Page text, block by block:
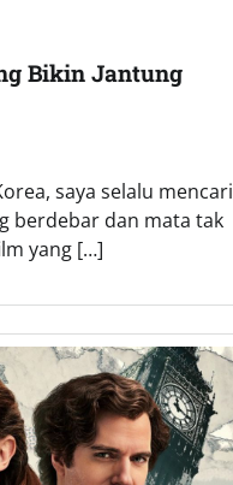
Bikin Jantung
saya selalu mencari
berdebar dan mata tak
yang […]